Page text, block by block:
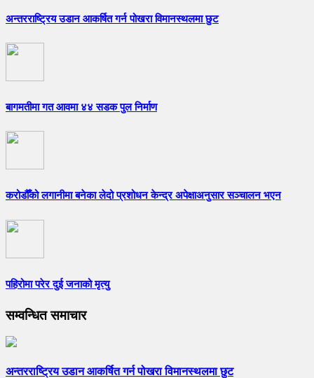
अन्तरराष्ट्रिय उडान आकर्षित गर्न पोखरा विमानस्थलमा छुट
बागमतीमा गत आवमा ४४ सडक पुल निर्माण
करोडौँको लगानीमा बनेका लेदो प्रशोधन केन्द्र अपेक्षाअनुसार सञ्चालन भएन
पहिरोमा परेर दुई जनाको मृत्यु
सम्वन्धित समाचार
अन्तरराष्ट्रिय उडान आकर्षित गर्न पोखरा विमानस्थलमा छुट